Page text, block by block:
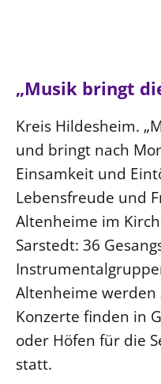
„Musik bringt
Kreis Hildesheim.
und bringt nach
Einsamkeit und
Lebensfreude und
Altenheime im
Sarstedt: 36
Altenheime
Konzerte finden in
oder Höfen für die
statt.
LANDESKIRCHENAMT
Kollegium
Abteilungen des
Fachstelle
Beschwerdestellen
Kirchenämter
Gleichstellung
Geschäftsstelle
LANDESSYNODE
Positionen
Religionen
Erneuerbare
Mobilität
Naturschutz
Gebäude
Barrierefreiheit
Freie Stellen
Service für
Suche